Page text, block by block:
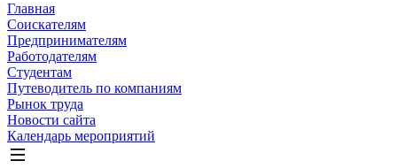
Главная
Соискателям
Предпринимателям
Работодателям
Студентам
Путеводитель по компаниям
Рынок труда
Новости сайта
Календарь мероприятий